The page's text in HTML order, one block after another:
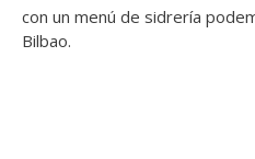
con un menú de sidrería
Bilbao.